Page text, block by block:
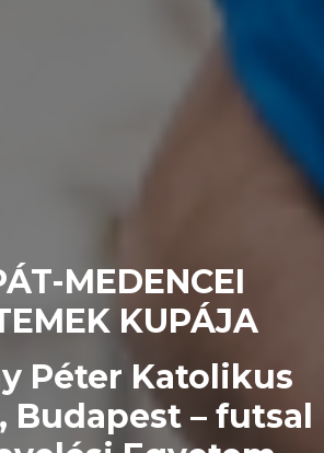
MEDENCEI
KUPÁJA
Péter Katolikus
Budapest – futsal